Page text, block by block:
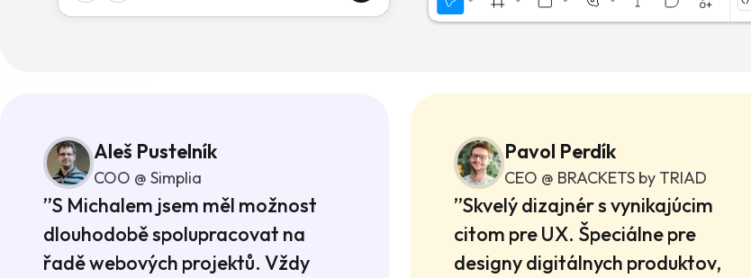
Aleš Pustelník
COO @ Simplia
”S Michalem jsem měl možnost
dlouhodobě spolupracovat na
řadě webových projektů. Vždy
Pavol Perdík
CEO @ BRACKETS by TRIAD
”Skvelý dizajnér s vynikajúcim
citom pre UX. Špeciálne pre
designy digitálnych produktov,